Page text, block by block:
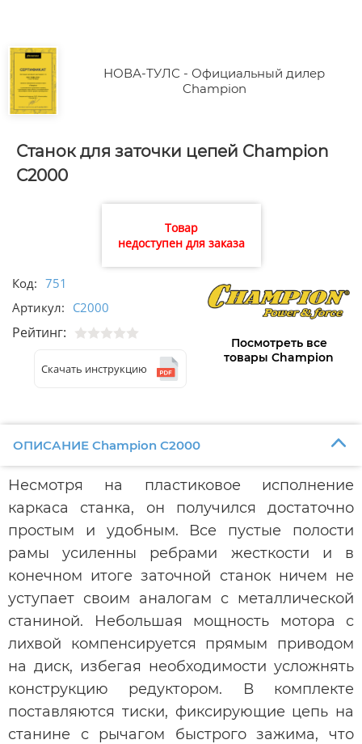
НОВА-ТУЛС - Официальный дилер
Champion
Станок для заточки цепей Champion
С2000
Товар
недоступен для заказа
Код: 751
Артикул: C2000
Рейтинг:
Скачать инструкцию
Посмотреть все
товары Champion
ОПИСАНИЕ Champion С2000
Несмотря на пластиковое исполнение
каркаса станка, он получился достаточно
простым и удобным. Все пустые полости
рамы усиленны ребрами жесткости и в
конечном итоге заточной станок ничем не
уступает своим аналогам с металлической
станиной. Небольшая мощность мотора с
лихвой компенсируется прямым приводом
на диск, избегая необходимости усложнять
конструкцию редуктором. В комплекте
поставляются тиски, фиксирующие цепь на
станине с рычагом быстрого зажима, что